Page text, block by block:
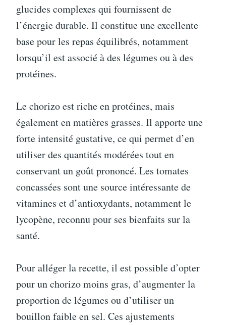
glucides complexes qui fournissent de
l’énergie durable. Il constitue une excellente
base pour les repas équilibrés, notamment
lorsqu’il est associé à des légumes ou à des
protéines.
Le chorizo est riche en protéines, mais
également en matières grasses. Il apporte une
forte intensité gustative, ce qui permet d’en
utiliser des quantités modérées tout en
conservant un goût prononcé. Les tomates
concassées sont une source intéressante de
vitamines et d’antioxydants, notamment le
lycopène, reconnu pour ses bienfaits sur la
santé.
Pour alléger la recette, il est possible d’opter
pour un chorizo moins gras, d’augmenter la
proportion de légumes ou d’utiliser un
bouillon faible en sel. Ces ajustements